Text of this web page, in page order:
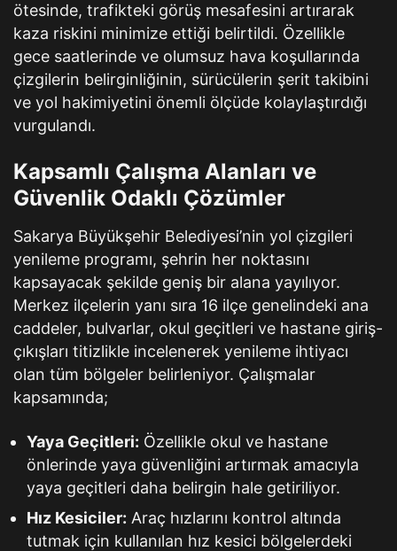
ötesinde, trafikteki görüş mesafesini artırarak
kaza riskini minimize ettiği belirtildi. Özellikle
gece saatlerinde ve olumsuz hava koşullarında
çizgilerin belirginliğinin, sürücülerin şerit takibini
ve yol hakimiyetini önemli ölçüde kolaylaştırdığı
vurgulandı.
Kapsamlı Çalışma Alanları ve
Güvenlik Odaklı Çözümler
Sakarya Büyükşehir Belediyesi’nin yol çizgileri
yenileme programı, şehrin her noktasını
kapsayacak şekilde geniş bir alana yayılıyor.
Merkez ilçelerin yanı sıra 16 ilçe genelindeki ana
caddeler, bulvarlar, okul geçitleri ve hastane giriş-
çıkışları titizlikle incelenerek yenileme ihtiyacı
olan tüm bölgeler belirleniyor. Çalışmalar
kapsamında;
Yaya Geçitleri: Özellikle okul ve hastane
önlerinde yaya güvenliğini artırmak amacıyla
yaya geçitleri daha belirgin hale getiriliyor.
Hız Kesiciler: Araç hızlarını kontrol altında
tutmak için kullanılan hız kesici bölgelerdeki